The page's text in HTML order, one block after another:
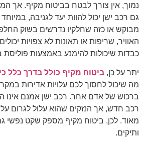
נמוך, אין צורך לבטח בביטוח מקיף. אך
גם רכב ישן יכול להוות יעד לגניבה,
מבוקש או כזה שחלקיו נדרשים בשוק
האוויר, שריפות או תאונות לא צפויות
כבדות שיכולות להימנע באמצעות פוליסת
יתר על כן, ביטוח מקיף כולל בדרך כלל
מה שיכול לחסוך לכם עלויות אדירות
ברכוש של אדם אחר. רכב ישן אמנם אינו
רכב חדש, אך הנזקים שהוא עלול לגרום
מאוד. לכן, ביטוח מקיף מספק שקט נפשי
ותיקים.